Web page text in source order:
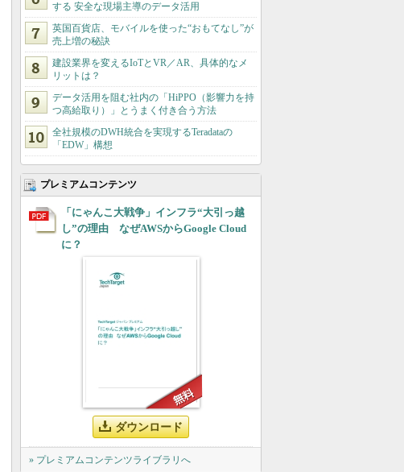
する 安全な現場主導のデータ活用
英国百貨店、モバイルを使った“おもてなし”が
売上増の秘訣
建設業界を変えるIoTとVR／AR、具体的なメ
リットは？
データ活用を阻む社内の「HiPPO（影響力を持
つ高給取り）」とうまく付き合う方法
全社規模のDWH統合を実現するTeradataの
「EDW」構想
プレミアムコンテンツ
「にゃんこ大戦争」インフラ“大引っ越
し”の理由 なぜAWSからGoogle Cloud
に？
ダウンロード
» プレミアムコンテンツライブラリへ